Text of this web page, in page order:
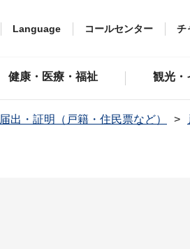
Language コールセンター チ
健康・医療・福祉 観光・
届出・証明（戸籍・住民票など）